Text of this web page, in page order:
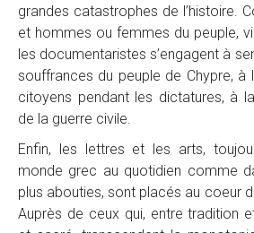
grandes catastrophes de l’histoire.
et hommes ou femmes du peuple,
les documentaristes s’engagent à
souffrances du peuple de Chypre, à
citoyens pendant les dictatures, à
de la guerre civile.
Enfin, les lettres et les arts,
monde grec au quotidien comme
plus abouties, sont placés au coeur
Auprès de ceux qui, entre tradition